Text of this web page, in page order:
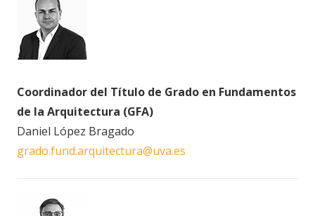
Coordinador del Título de Grado en Fundamentos
de la Arquitectura (GFA)
Daniel López Bragado
grado.fund.arquitectura@uva.es